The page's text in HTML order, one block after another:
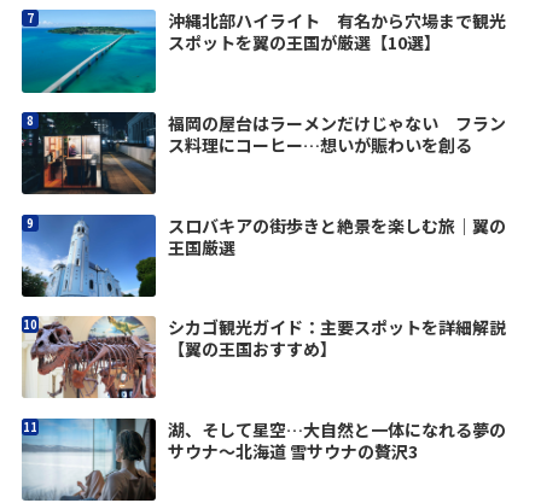
沖縄北部ハイライト 有名から穴場まで観光
スポットを翼の王国が厳選【10選】
福岡の屋台はラーメンだけじゃない フラン
ス料理にコーヒー…想いが賑わいを創る
スロバキアの街歩きと絶景を楽しむ旅｜翼の
王国厳選
シカゴ観光ガイド：主要スポットを詳細解説
【翼の王国おすすめ】
湖、そして星空…大自然と一体になれる夢の
サウナ～北海道 雪サウナの贅沢3